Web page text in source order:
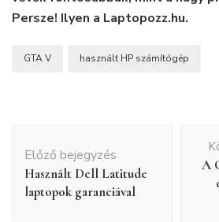
Persze! Ilyen a Laptopozz.hu.
GTA V használt HP számítógép
navigáció
Előző bejegyzés
Használt Dell Latitude
laptopok garanciával
A